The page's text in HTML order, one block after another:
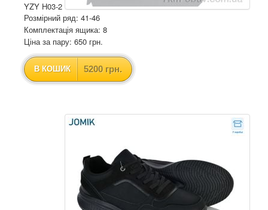
YZY H03-2
Розмірний ряд: 41-46
Комплектація ящика: 8
Ціна за пару: 650 грн.
В КОШИК 5200 грн.